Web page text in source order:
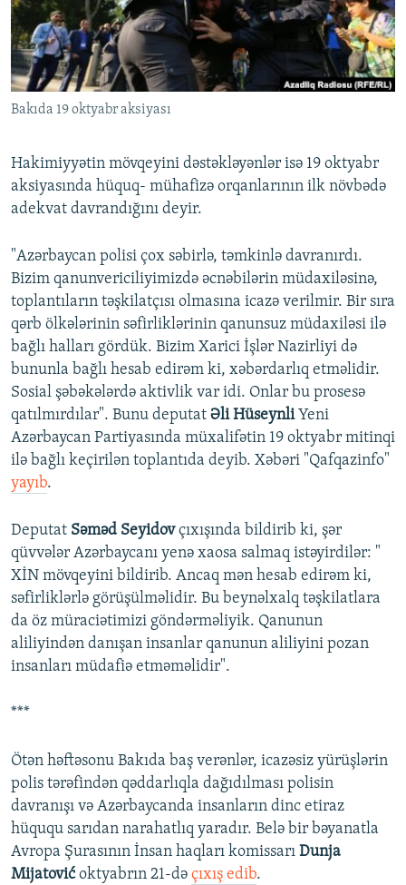
İNFOQRAFIKA
KARIKATURA
AZƏRBAYCAN ƏDƏBIYYATI KITABXANASI
İSLAM VƏ DEMOKRATIYA
İZ - MƏDƏNIYYƏT PROQRAMI
MISSIYAMIZ
PEŞƏ ETIKASI VƏ JURNALISTIKA STANDARTLARIMIZ
MATERIALLARIMIZDAN ISTIFADƏ
AZADLIQRADIOSU MOBIL TELEFONUNUZDA
XƏBƏR BÜLLETENLƏRIMIZ
BIZI IZLƏ
RFE/RL-in bütün saytları
Bakıda 19 oktyabr aksiyası
Hakimiyyətin mövqeyini dəstəkləyənlər isə 19 oktyabr
aksiyasında hüquq- mühafizə orqanlarının ilk növbədə
adekvat davrandığını deyir.
"Azərbaycan polisi çox səbirlə, təmkinlə davranırdı.
Bizim qanunvericiliyimizdə əcnəbilərin müdaxiləsinə,
toplantıların təşkilatçısı olmasına icazə verilmir. Bir sıra
qərb ölkələrinin səfirliklərinin qanunsuz müdaxiləsi ilə
bağlı halları gördük. Bizim Xarici İşlər Nazirliyi də
bununla bağlı hesab edirəm ki, xəbərdarlıq etməlidir.
Sosial şəbəkələrdə aktivlik var idi. Onlar bu prosesə
qatılmırdılar". Bunu deputat Əli Hüseynli Yeni
Azərbaycan Partiyasında müxalifətin 19 oktyabr mitinqi
ilə bağlı keçirilən toplantıda deyib. Xəbəri "Qafqazinfo"
yayıb.
Deputat Səməd Seyidovçıxışında bildirib ki, şər
qüvvələr Azərbaycanı yenə xaosa salmaq istəyirdilər: "
XİN mövqeyini bildirib. Ancaq mən hesab edirəm ki,
səfirliklərlə görüşülməlidir. Bu beynəlxalq təşkilatlara
da öz müraciətimizi göndərməliyik. Qanunun
aliliyindən danışan insanlar qanunun aliliyini pozan
insanları müdafiə etməməlidir".
***
Ötən həftəsonu Bakıda baş verənlər, icazəsiz yürüşlərin
polis tərəfindən qəddarlıqla dağıdılması polisin
davranışı və Azərbaycanda insanların dinc etiraz
hüququ sarıdan narahatlıq yaradır. Belə bir bəyanatla
Avropa Şurasının İnsan haqları komissarı Dunja
Mijatovićoktyabrın 21-də çıxış edib.